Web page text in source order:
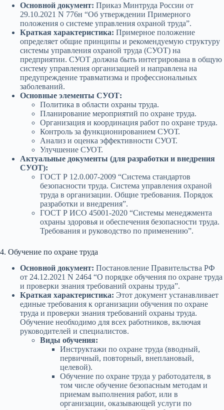
Основной документ: Приказ Минтруда России от
29.10.2021 N 776н “Об утверждении Примерного
положения о системе управления охраной труда”.
Краткая характеристика: Примерное положение
определяет общие принципы и рекомендуемую структуру
системы управления охраной труда (СУОТ) на
предприятии. СУОТ должна быть интегрирована в общую
систему управления организацией и направлена на
предупреждение травматизма и профессиональных
заболеваний.
Основные элементы СУОТ:
Политика в области охраны труда.
Планирование мероприятий по охране труда.
Организация и координация работ по охране труда.
Контроль за функционированием СУОТ.
Анализ и оценка эффективности СУОТ.
Улучшение СУОТ.
Актуальные документы (для разработки и внедрения
СУОТ):
ГОСТ Р 12.0.007-2009 “Система стандартов
безопасности труда. Система управления охраной
труда в организации. Общие требования. Порядок
разработки и внедрения”.
ГОСТ Р ИСО 45001-2020 “Системы менеджмента
охраны здоровья и обеспечения безопасности труда.
Требования и руководство по применению”.
4. Обучение по охране труда
Основной документ: Постановление Правительства РФ
от 24.12.2021 N 2464 “О порядке обучения по охране труда
и проверки знания требований охраны труда”.
Краткая характеристика: Этот документ устанавливает
единые требования к организации обучения по охране
труда и проверки знания требований охраны труда.
Обучение необходимо для всех работников, включая
руководителей и специалистов.
Виды обучения:
Инструктажи по охране труда (вводный,
первичный, повторный, внеплановый,
целевой).
Обучение по охране труда у работодателя, в
том числе обучение безопасным методам и
приемам выполнения работ, или в
организации, оказывающей услуги по